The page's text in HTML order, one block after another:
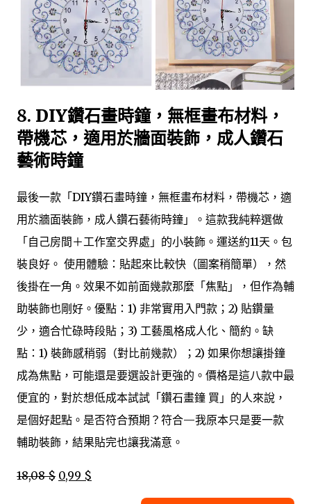
8. DIY鑽石畫時鐘，無框畫布材料，
帶機芯，適用於牆面裝飾，成人鑽石
藝術時鐘
最後一款「DIY鑽石畫時鐘，無框畫布材料，帶機芯，適
用於牆面裝飾，成人鑽石藝術時鐘」。這款我純粹選做
「自己房間＋工作室交界處」的小裝飾。運送約11天。包
裝良好。 使用體驗：貼起來比較快（圖案稍簡單），然
後掛在一角。效果不如前面幾款那麼「焦點」，但作為輔
助裝飾也剛好。優點：1) 非常實用入門款；2) 貼鑽量
少，適合忙碌時段貼；3) 工藝風格成人化、簡約。缺
點：1) 裝飾感稍弱（對比前幾款）；2) 如果你想讓掛鐘
成為焦點，可能還是要選設計更強的。價格是這八款中最
便宜的，對於想低成本試試「鑽石畫鐘 買」的人來說，
是個好起點。是否符合預期？符合—我原本只是要一款
輔助裝飾，結果貼完也讓我滿意。
18,08 $ 0,99 $